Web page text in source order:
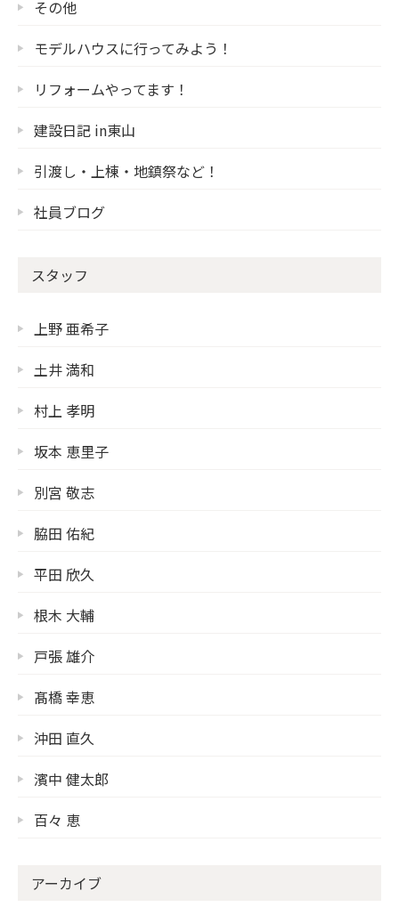
その他
モデルハウスに行ってみよう！
リフォームやってます！
建設日記 in東山
引渡し・上棟・地鎮祭など！
社員ブログ
スタッフ
上野 亜希子
土井 満和
村上 孝明
坂本 恵里子
別宮 敬志
脇田 佑紀
平田 欣久
根木 大輔
戸張 雄介
髙橋 幸恵
沖田 直久
濱中 健太郎
百々 恵
アーカイブ